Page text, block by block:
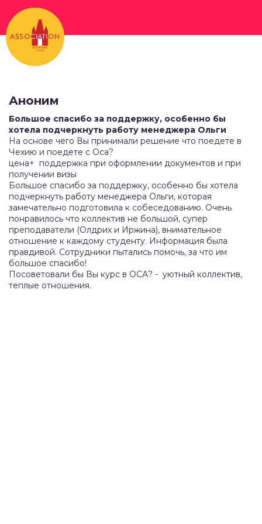
Перейти
основному
содержанию
Аноним
Большое спасибо за поддержку, особенно бы
хотела подчеркнуть работу менеджера Ольги
На основе чего Вы принимали решение что поедете в
Чехию и поедете с Оса?
цена+ поддержка при оформлении документов и при
получении визы
Большое спасибо за поддержку, особенно бы хотела
подчеркнуть работу менеджера Ольги, которая
замечательно подготовила к собеседованию. Очень
понравилось что коллектив не большой, супер
преподаватели (Олдрих и Иржина), внимательное
отношение к каждому студенту. Информация была
правдивой. Сотрудники пытались помочь, за что им
большое спасибо!
Посоветовали бы Вы курс в ОСА? - уютный коллектив,
теплые отношения.